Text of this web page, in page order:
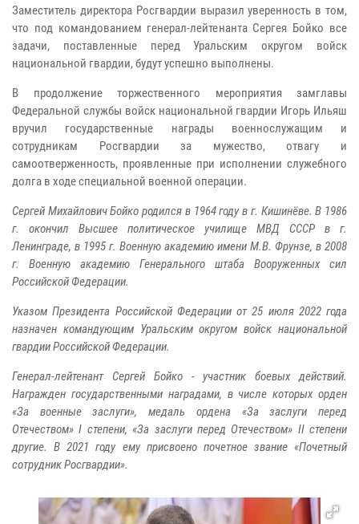
Заместитель директора Росгвардии выразил уверенность в том,
что под командованием генерал-лейтенанта Сергея Бойко все
задачи, поставленные перед Уральским округом войск
национальной гвардии, будут успешно выполнены.
В продолжение торжественного мероприятия замглавы
Федеральной службы войск национальной гвардии Игорь Ильяш
вручил государственные награды военнослужащим и
сотрудникам Росгвардии за мужество, отвагу и
самоотверженность, проявленные при исполнении служебного
долга в ходе специальной военной операции.
Сергей Михайлович Бойко родился в 1964 году в г. Кишинёве. В 1986
г. окончил Высшее политическое училище МВД СССР в г.
Ленинграде, в 1995 г. Военную академию имени М.В. Фрунзе, в 2008
г. Военную академию Генерального штаба Вооруженных сил
Российской Федерации.
Указом Президента Российской Федерации от 25 июля 2022 года
назначен командующим Уральским округом войск национальной
гвардии Российской Федерации.
Генерал-лейтенант Сергей Бойко - участник боевых действий.
Награжден государственными наградами, в числе которых орден
«За военные заслуги», медаль ордена «За заслуги перед
Отечеством» I степени, «За заслуги перед Отечеством» II степени
другие. В 2021 году ему присвоено почетное звание «Почетный
сотрудник Росгвардии».